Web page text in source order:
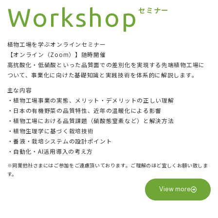
Workshop セミナー
植物工場を学ぶオンラインセミナー
【オンライン（Zoom）】随時開催
高抗酸化・低硝酸といった品質面での差別化を実現する先端植物工場に
ついて、事業化に向けた基礎知識と実践技術を体系的に解説します。
主な内容
・植物工場事業の実態、メリット・デメリットの正しい理解
・日本の有機野菜の品質特性、近年の温暖化による影響
・植物工場における品質課題（硝酸態窒素など）と解決方法
・植物生理学に基づく栽培技術
・養液・栽培システムの設計ポイント
・自動化・AI活用導入の考え方
※同業他社さまにはご参加をご遠慮頂いております。ご理解のほど宜しくお願い致しま
す。
View more